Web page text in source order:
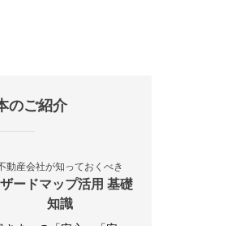
のご紹介
動産会社が知っておくべき
ードマップ活用 基礎
知識